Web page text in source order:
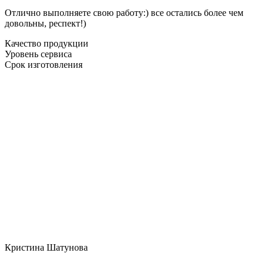
Отлично выполняете свою работу:) все остались более чем
довольны, респект!)
Качество продукции
Уровень сервиса
Срок изготовления
Кристина Шатунова